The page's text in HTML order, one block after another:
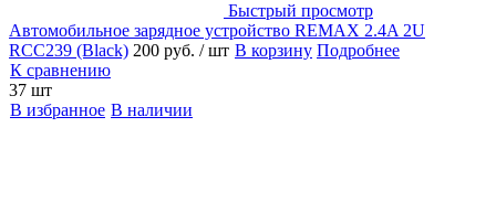
Быстрый просмотр
Автомобильное зарядное устройство REMAX 2.4A 2U
RCC239 (Black) 200 руб. / шт В корзину Подробнее
К сравнению
37 шт
В избранное В наличии